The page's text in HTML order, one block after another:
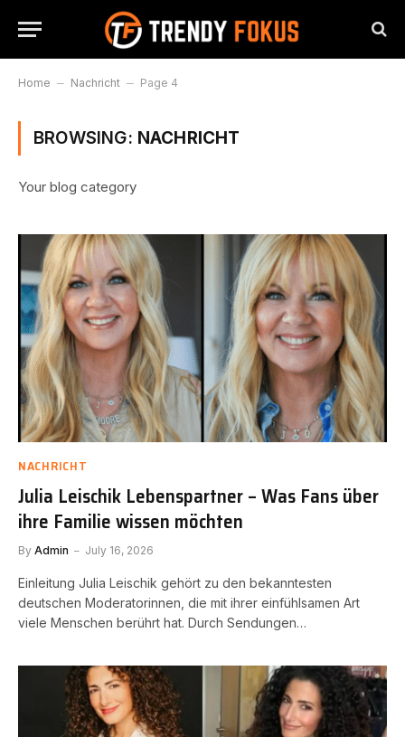
Home – Nachricht – Page 4
BROWSING: NACHRICHT
Your blog category
NACHRICHT
Julia Leischik Lebenspartner – Was Fans über
ihre Familie wissen möchten
By Admin July 16, 2026
Einleitung Julia Leischik gehört zu den bekanntesten
deutschen Moderatorinnen, die mit ihrer einfühlsamen Art
viele Menschen berührt hat. Durch Sendungen…